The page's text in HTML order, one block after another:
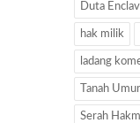
Duta
hak milik
ladang
Tanah
Serah